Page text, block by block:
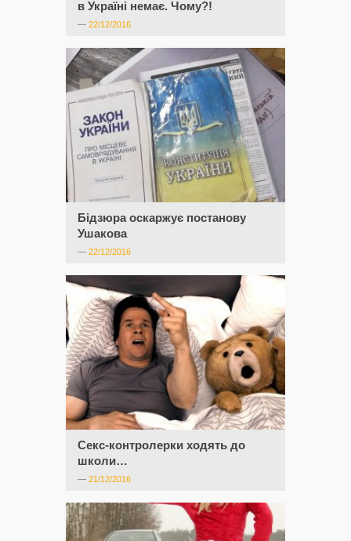
в Україні немає. Чому?!
— 22/12/2016
Бідзюра оскаржує постанову
Ушакова
— 22/12/2016
Секс-контролерки ходять до
школи…
— 21/12/2016